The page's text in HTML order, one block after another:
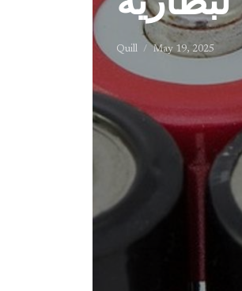
Quill May 19, 2025